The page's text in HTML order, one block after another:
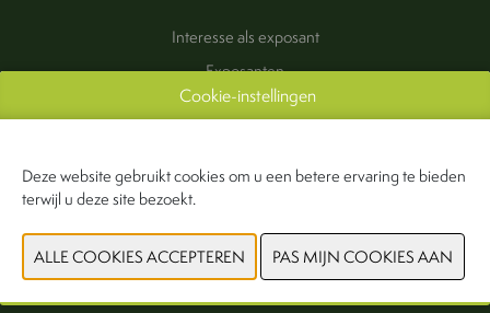
Interesse als exposant
Exposanten
Praktische informatie
Contact
Woensdag 30 september 2026
Donderdag 1 oktober 2026
Cookie-instellingen
Deze website gebruikt cookies om u een betere ervaring te bieden
terwijl u deze site bezoekt.